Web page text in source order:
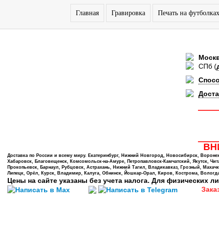
Главная Гравировка Печать на футболках
СПб (
Доставка по России и всему миру. Екатеринбург, Нижний Новгород, Новосибирск,
Хабаровск, Благовещенск, Комсомольск-на-Амуре, Петропавловск-Камчатский, Якутск,
Прокопьевск, Барнаул, Рубцовск, Астрахань, Нижний Тагил, Владикавказ, Грозный,
Липецк, Орёл, Курск, Владимир, Калуга, Обнинск, Йошкар-Орал, Киров, Кострома,
Цены на сайте указаны без учета налога. Для физических